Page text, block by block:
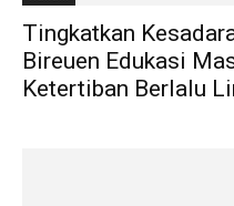
Tingkatkan
Bireuen Edukasi
Ketertiban Berlalu